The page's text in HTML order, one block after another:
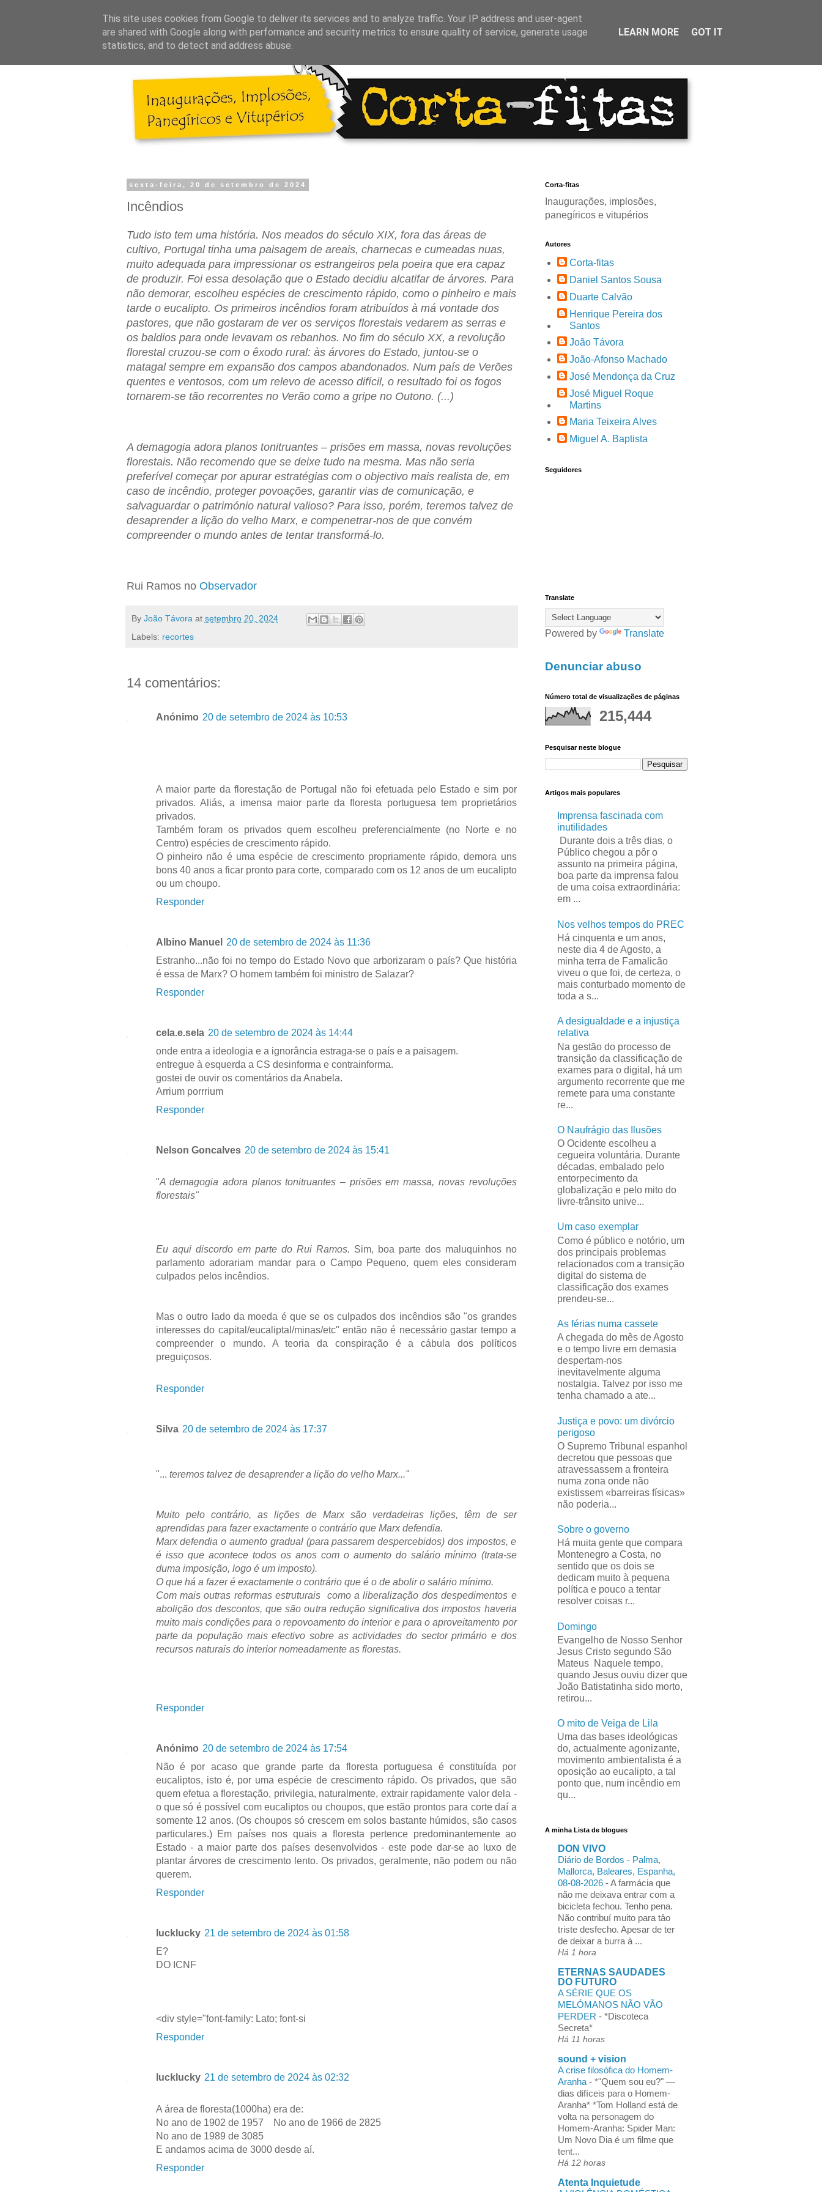
sexta-feira, 20 de setembro de 2024
Incêndios
Tudo isto tem uma história. Nos meados do século XIX, fora das áreas de
cultivo, Portugal tinha uma paisagem de areais, charnecas e cumeadas nuas,
muito adequada para impressionar os estrangeiros pela poeira que era capaz
de produzir. Foi essa desolação que o Estado decidiu alcatifar de árvores. Para
não demorar, escolheu espécies de crescimento rápido, como o pinheiro e mais
tarde o eucalipto. Os primeiros incêndios foram atribuídos à má vontade dos
pastores, que não gostaram de ver os serviços florestais vedarem as serras e
os baldios para onde levavam os rebanhos. No fim do século XX, a revolução
florestal cruzou-se com o êxodo rural: às árvores do Estado, juntou-se o
matagal sempre em expansão dos campos abandonados. Num país de Verões
quentes e ventosos, com um relevo de acesso difícil, o resultado foi os fogos
tornarem-se tão recorrentes no Verão como a gripe no Outono. (...)
A demagogia adora planos tonitruantes – prisões em massa, novas revoluções
florestais. Não recomendo que se deixe tudo na mesma. Mas não seria
preferível começar por apurar estratégias com o objectivo mais realista de, em
caso de incêndio, proteger povoações, garantir vias de comunicação, e
salvaguardar o património natural valioso? Para isso, porém, teremos talvez de
desaprender a lição do velho Marx, e compenetrar-nos de que convém
compreender o mundo antes de tentar transformá-lo.
Rui Ramos no Observador
By João Távora at setembro 20, 2024
Labels: recortes
14 comentários:
Anónimo 20 de setembro de 2024 às 10:53
A maior parte da florestação de Portugal não foi efetuada pelo Estado e sim por
privados. Aliás, a imensa maior parte da floresta portuguesa tem proprietários
privados.
Também foram os privados quem escolheu preferencialmente (no Norte e no
Centro) espécies de crescimento rápido.
O pinheiro não é uma espécie de crescimento propriamente rápido, demora uns
bons 40 anos a ficar pronto para corte, comparado com os 12 anos de um eucalipto
ou um choupo.
Responder
Albino Manuel
20 de setembro de 2024 às 11:36
Estranho...não foi no tempo do Estado Novo que arborizaram o país? Que história
é essa de Marx? O homem também foi ministro de Salazar?
Responder
cela.e.sela 20 de setembro de 2024 às 14:44
onde entra a ideologia e a ignorância estraga-se o país e a paisagem.
entregue à esquerda a CS desinforma e contrainforma.
gostei de ouvir os comentários da Anabela.
Arrium porrrium
Responder
Nelson Goncalves 20 de setembro de 2024 às 15:41
"A demagogia adora planos tonitruantes – prisões em massa, novas revoluções
florestais"
Eu aqui discordo em parte do Rui Ramos. Sim, boa parte dos maluquinhos no
parlamento adorariam mandar para o Campo Pequeno, quem eles consideram
culpados pelos incêndios.
Mas o outro lado da moeda é que se os culpados dos incêndios são "os grandes
interesses do capital/eucaliptal/minas/etc" então não é necessário gastar tempo a
compreender o mundo. A teoria da conspiração é a cábula dos políticos
preguiçosos.
Responder
Silva 20 de setembro de 2024 às 17:37
"... teremos talvez de desaprender a lição do velho Marx..."
Muito pelo contrário, as lições de Marx são verdadeiras lições, têm de ser
aprendidas para fazer exactamente o contrário que Marx defendia.
Marx defendia o aumento gradual (para passarem despercebidos) dos impostos, e
é isso que acontece todos os anos com o aumento do salário mínimo (trata-se
duma imposição, logo é um imposto).
O que há a fazer é exactamente o contrário que é o de abolir o salário mínimo.
Com mais outras reformas estruturais como a liberalização dos despedimentos e
abolição dos descontos, que são outra redução significativa dos impostos haveria
muito mais condições para o repovoamento do interior e para o aproveitamento por
parte da população mais efectivo sobre as actividades do sector primário e dos
recursos naturais do interior nomeadamente as florestas.
Responder
Anónimo 20 de setembro de 2024 às 17:54
Não é por acaso que grande parte da floresta portuguesa é constituída por
eucaliptos, isto é, por uma espécie de crescimento rápido. Os privados, que são
quem efetua a florestação, privilegia, naturalmente, extrair rapidamente valor dela -
o que só é possível com eucaliptos ou choupos, que estão prontos para corte daí a
somente 12 anos. (Os choupos só crescem em solos bastante húmidos, são casos
particulares.) Em países nos quais a floresta pertence predominantemente ao
Estado - a maior parte dos países desenvolvidos - este pode dar-se ao luxo de
plantar árvores de crescimento lento. Os privados, geralmente, não podem ou não
querem.
Responder
lucklucky 21 de setembro de 2024 às 01:58
E?
DO ICNF
<div style="font-family: Lato; font-si
Responder
lucklucky 21 de setembro de 2024 às 02:32
A área de floresta(1000ha) era de:
No ano de 1902 de 1957 No ano de 1966 de 2825
No ano de 1989 de 3085
E andamos acima de 3000 desde aí.
Responder
Corta-fitas
Inaugurações, implosões,
panegíricos e vitupérios
Autores
Corta-fitas
Daniel Santos Sousa
Duarte Calvão
Henrique Pereira dos
Santos
João Távora
João-Afonso Machado
José Mendonça da Cruz
José Miguel Roque
Martins
Maria Teixeira Alves
Miguel A. Baptista
Seguidores
Translate
Powered by Translate
Denunciar abuso
Número total de visualizações de páginas
215,444
Pesquisar neste blogue
Artigos mais populares
Imprensa fascinada com
inutilidades
Durante dois a três dias, o
Público chegou a pôr o
assunto na primeira página,
boa parte da imprensa falou
de uma coisa extraordinária:
em ...
Nos velhos tempos do PREC
Há cinquenta e um anos,
neste dia 4 de Agosto, a
minha terra de Famalicão
viveu o que foi, de certeza, o
mais conturbado momento de
toda a s...
A desigualdade e a injustiça
relativa
Na gestão do processo de
transição da classificação de
exames para o digital, há um
argumento recorrente que me
remete para uma constante
re...
O Naufrágio das Ilusões
O Ocidente escolheu a
cegueira voluntária. Durante
décadas, embalado pelo
entorpecimento da
globalização e pelo mito do
livre-trânsito unive...
Um caso exemplar
Como é público e notório, um
dos principais problemas
relacionados com a transição
digital do sistema de
classificação dos exames
prendeu-se...
As férias numa cassete
A chegada do mês de Agosto
e o tempo livre em demasia
despertam-nos
inevitavelmente alguma
nostalgia. Talvez por isso me
tenha chamado a ate...
Justiça e povo: um divórcio
perigoso
O Supremo Tribunal espanhol
decretou que pessoas que
atravessassem a fronteira
numa zona onde não
existissem «barreiras físicas»
não poderia...
Sobre o governo
Há muita gente que compara
Montenegro a Costa, no
sentido que os dois se
dedicam muito à pequena
política e pouco a tentar
resolver coisas r...
Domingo
Evangelho de Nosso Senhor
Jesus Cristo segundo São
Mateus Naquele tempo,
quando Jesus ouviu dizer que
João Batistatinha sido morto,
retirou...
O mito de Veiga de Lila
Uma das bases ideológicas
do, actualmente agonizante,
movimento ambientalista é a
oposição ao eucalipto, a tal
ponto que, num incêndio em
qu...
A minha Lista de blogues
DON VIVO
Diário de Bordos - Palma,
Mallorca, Baleares, Espanha,
08-08-2026 -A farmácia que
não me deixava entrar com a
bicicleta fechou. Tenho pena.
Não contribuí muito para tâo
triste desfecho. Apesar de ter
de deixar a burra à ...
Há 1 hora
ETERNAS SAUDADES
DO FUTURO
A SÉRIE QUE OS
MELÓMANOS NÃO VÃO
PERDER - *Discoteca
Secreta*
Há 11 horas
sound + vision
A crise filosófica do Homem-
Aranha - *"Quem sou eu?" —
dias difíceis para o Homem-
Aranha* *Tom Holland está de
volta na personagem do
Homem-Aranha: Spider Man:
Um Novo Dia é um filme que
tent...
Há 12 horas
Atenta Inquietude
This site uses cookies from Google to deliver its services and to analyze traffic. Your IP address and user-agent
are shared with Google along with performance and security metrics to ensure quality of service, generate usage
statistics, and to detect and address abuse.
LEARN MORE GOT IT